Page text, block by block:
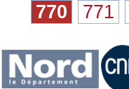
770
771